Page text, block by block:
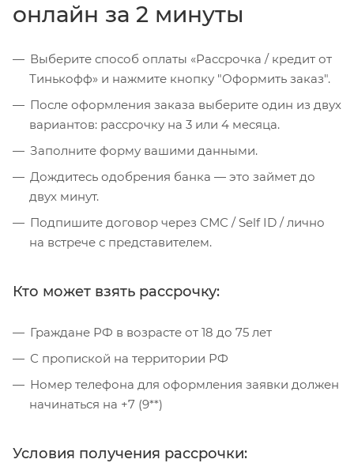
онлайн за 2 минуты
Выберите способ оплаты «Рассрочка / кредит от
Тинькофф» и нажмите кнопку "Оформить заказ".
После оформления заказа выберите один из двух
вариантов: рассрочку на 3 или 4 месяца.
Заполните форму вашими данными.
Дождитесь одобрения банка — это займет до
двух минут.
Подпишите договор через СМС / Self ID / лично
на встрече с представителем.
Кто может взять рассрочку:
Граждане РФ в возрасте от 18 до 75 лет
С пропиской на территории РФ
Номер телефона для оформления заявки должен
начинаться на +7 (9**)
Условия получения рассрочки: